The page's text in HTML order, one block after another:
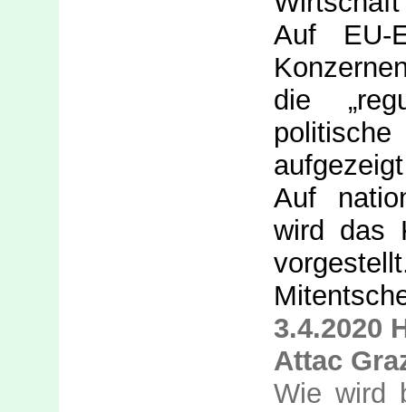
Auf EU-
die
Auf
wird das
3.4.2020
Attac
Wie wird